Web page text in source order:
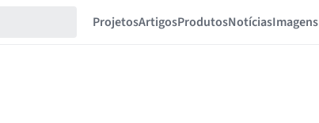
ProjetosArtigosProdutosNotíciasImagens